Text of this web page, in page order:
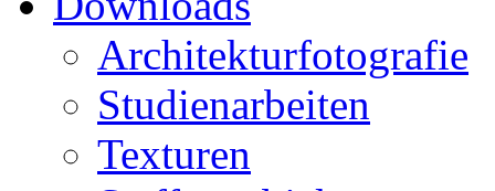
Architekturfotografie
Studienarbeiten
Texturen